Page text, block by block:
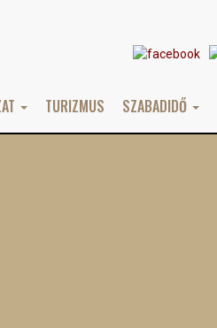
TURIZMUS SZABADIDŐ